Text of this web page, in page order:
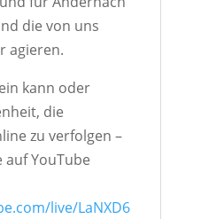
die von uns
agieren.
kann oder
die
zu verfolgen –
auf YouTube
live/LaNXD6